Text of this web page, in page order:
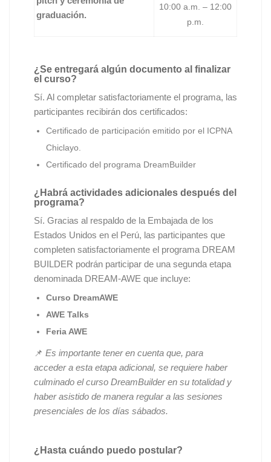
graduación.
10:00 a.m. – 12:00
p.m.
¿Se entregará algún documento al finalizar
el curso?
Sí. Al completar satisfactoriamente el programa, las
participantes recibirán dos certificados:
Certificado de participación emitido por el ICPNA
Chiclayo.
Certificado del programa DreamBuilder
¿Habrá actividades adicionales después del
programa?
Sí. Gracias al respaldo de la Embajada de los
Estados Unidos en el Perú, las participantes que
completen satisfactoriamente el programa DREAM
BUILDER podrán participar de una segunda etapa
denominada DREAM-AWE que incluye:
Curso DreamAWE
AWE Talks
Feria AWE
📌 Es importante tener en cuenta que, para
acceder a esta etapa adicional, se requiere haber
culminado el curso DreamBuilder en su totalidad y
haber asistido de manera regular a las sesiones
presenciales de los días sábados.
¿Hasta cuándo puedo postular?